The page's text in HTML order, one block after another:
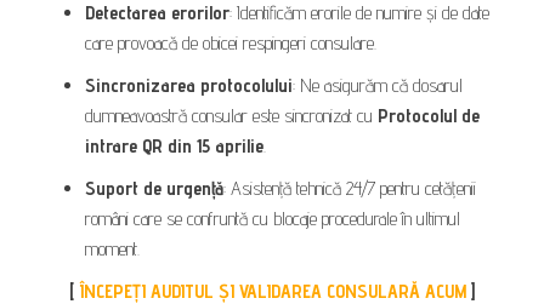
Detectarea erorilor: Identificăm erorile de numire și de date
care provoacă de obicei respingeri consulare.
Sincronizarea protocolului: Ne asigurăm că dosarul
dumneavoastră consular este sincronizat cu Protocolul de
intrare QR din 15 aprilie.
Suport de urgență: Asistență tehnică 24/7 pentru cetățenii
români care se confruntă cu blocaje procedurale în ultimul
moment.
[ ÎNCEPEȚI AUDITUL ȘI VALIDAREA CONSULARĂ ACUM ]